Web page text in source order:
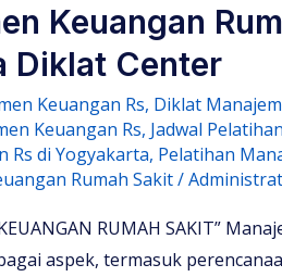
Keuangan
Diklat Center
Keuangan Rs, Diklat
Keuangan Rs, Jadwal
Rs di Yogyakarta, Pelatihan
Rumah Sakit/
RUMAH SAKIT”
aspek, termasuk